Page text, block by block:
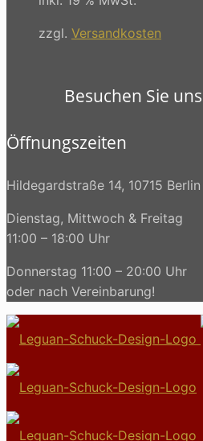
zzgl. Versandkosten
Besuchen Sie
Öffnungszeiten
Hildegardstraße 14, 10715 Berlin
Dienstag, Mittwoch & Freitag
11:00 – 18:00 Uhr
Donnerstag 11:00 – 20:00 Uhr
oder nach Vereinbarung!